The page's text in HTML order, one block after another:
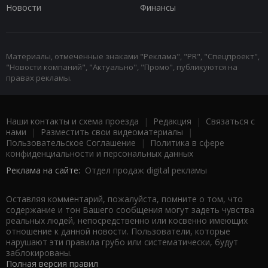
Новости
Финансы
Материалы, отмеченные знаками "Реклама", "PR", "Спецпроект",
"Новости компаний", "Актуально", "Промо", публикуются на
правах рекламы.
Наши контакты и схема проезда | Редакция | Связаться с
нами | Разместить свои видеоматериалы |
Пользовательское Соглашение |
Политика в сфере
конфиденциальности и персональных данных
Реклама на сайте: Отдел продаж digital рекламы
Оставляя комментарий, пожалуйста, помните о том, что
содержание и тон Вашего сообщения могут задеть чувства
реальных людей, непосредственно или косвенно имеющих
отношение к данной новости. Пользователи, которые
нарушают эти правила грубо или систематически, будут
заблокированы.
Полная версия правил